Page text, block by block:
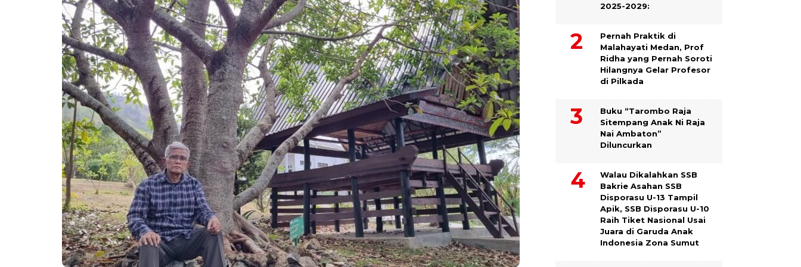
2025-2029:
Pernah Praktik di
Malahayati Medan, Prof
Ridha yang Pernah Soroti
Hilangnya Gelar Profesor
di Pilkada
Buku “Tarombo Raja
Sitempang Anak Ni Raja
Nai Ambaton”
Diluncurkan
Walau Dikalahkan SSB
Bakrie Asahan SSB
Disporasu U-13 Tampil
Apik, SSB Disporasu U-10
Raih Tiket Nasional Usai
Juara di Garuda Anak
Indonesia Zona Sumut